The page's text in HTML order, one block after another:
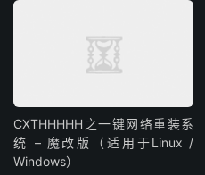
CXTHHHHH之一键网络重装系
统 – 魔改版（适用于Linux /
Windows）